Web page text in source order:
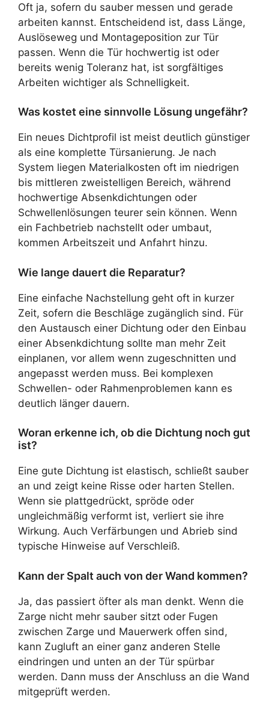
Oft ja, sofern du sauber messen und gerade
arbeiten kannst. Entscheidend ist, dass Länge,
Auslöseweg und Montageposition zur Tür
passen. Wenn die Tür hochwertig ist oder
bereits wenig Toleranz hat, ist sorgfältiges
Arbeiten wichtiger als Schnelligkeit.
Was kostet eine sinnvolle Lösung ungefähr?
Ein neues Dichtprofil ist meist deutlich günstiger
als eine komplette Türsanierung. Je nach
System liegen Materialkosten oft im niedrigen
bis mittleren zweistelligen Bereich, während
hochwertige Absenkdichtungen oder
Schwellenlösungen teurer sein können. Wenn
ein Fachbetrieb nachstellt oder umbaut,
kommen Arbeitszeit und Anfahrt hinzu.
Wie lange dauert die Reparatur?
Eine einfache Nachstellung geht oft in kurzer
Zeit, sofern die Beschläge zugänglich sind. Für
den Austausch einer Dichtung oder den Einbau
einer Absenkdichtung sollte man mehr Zeit
einplanen, vor allem wenn zugeschnitten und
angepasst werden muss. Bei komplexen
Schwellen- oder Rahmenproblemen kann es
deutlich länger dauern.
Woran erkenne ich, ob die Dichtung noch gut
ist?
Eine gute Dichtung ist elastisch, schließt sauber
an und zeigt keine Risse oder harten Stellen.
Wenn sie plattgedrückt, spröde oder
ungleichmäßig verformt ist, verliert sie ihre
Wirkung. Auch Verfärbungen und Abrieb sind
typische Hinweise auf Verschleiß.
Kann der Spalt auch von der Wand kommen?
Ja, das passiert öfter als man denkt. Wenn die
Zarge nicht mehr sauber sitzt oder Fugen
zwischen Zarge und Mauerwerk offen sind,
kann Zugluft an einer ganz anderen Stelle
eindringen und unten an der Tür spürbar
werden. Dann muss der Anschluss an die Wand
mitgeprüft werden.